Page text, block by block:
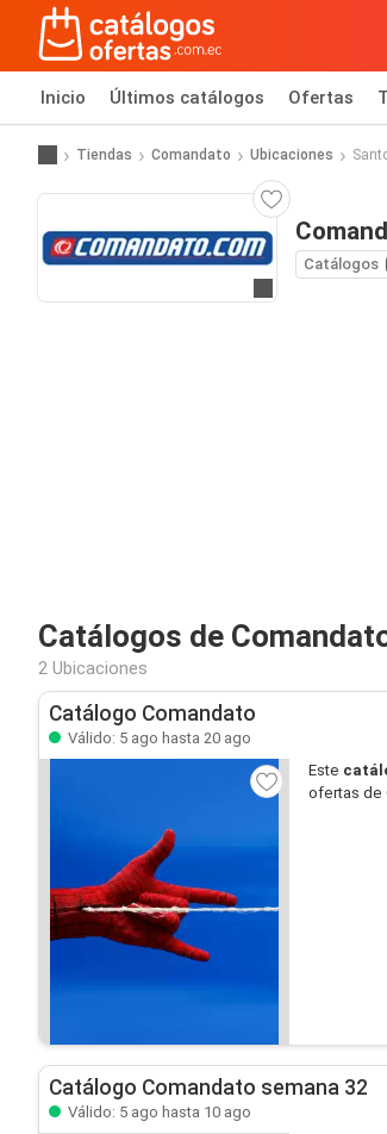
Inicio Últimos catálogos Ofertas
Tiendas Comandato Ubicaciones
Catálogos
Catálogos de
2 Ubicaciones
Catálogo Comandato
Válido: 5 ago hasta 20 ago
Este
ofertas de
Catálogo Comandato semana 32
Válido: 5 ago hasta 10 ago